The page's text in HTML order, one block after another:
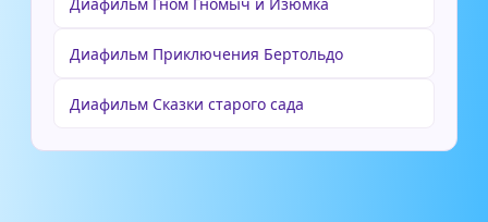
Диафильм Приключения Бертольдо
Диафильм Сказки старого сада